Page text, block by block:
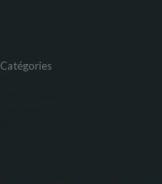
Catégories